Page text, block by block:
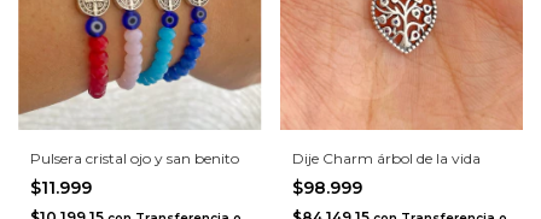
Pulsera cristal ojo y san benito
$11.999
Dije Charm árbol de la vida
$98.999